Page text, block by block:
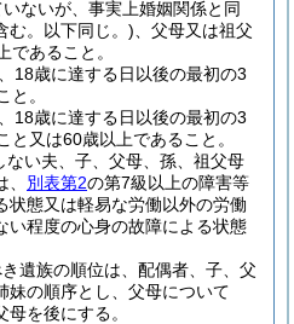
ないが、事実上婚姻関係と同
む。以下同じ。) 、父母又は祖父
であること。
18歳に達する日以後の最初の3
と。
18歳に達する日以後の最初の3
と又は60歳以上であること。
ない夫、子、父母、孫、祖父母
別表第2の第7級以上の障害等
状態又は軽易な労働以外の労働
い程度の心身の故障による状態
遺族の順位は、配偶者、子、父
妹の順序とし、父母について
を後にする。